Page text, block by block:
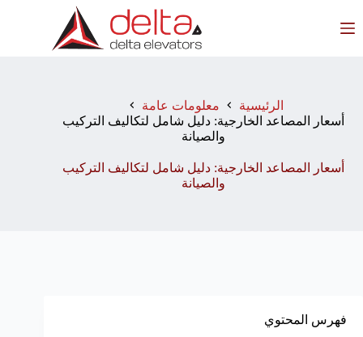
إلى
المحتوى
الرئيسية
معلومات عامة
أسعار المصاعد الخارجية: دليل شامل لتكاليف التركيب
والصيانة
أسعار المصاعد الخارجية: دليل شامل لتكاليف التركيب
والصيانة
فهرس المحتوي